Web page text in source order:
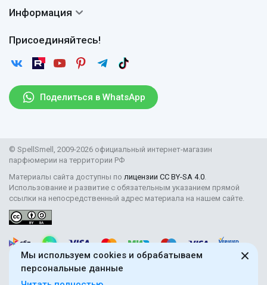
Мы используем cookies и обрабатываем
персональные данные
Поделиться в WhatsApp
Присоединяйтесь!
Сертификаты
Вопросы и ответы
Отзывы
Рассылка
Доставка
Возврат
Информация
Пользовательское соглашение
Защита персональных данных
Правила продажи товаров (Постановление Правительства
Поставщикам
© SpellSmell, 2009-2026 официальный интернет-магазин
парфюмерии на территории РФ
Материалы сайта доступны по лицензии CC BY-SA 4.0.
Использование и развитие с обязательным указанием прямой
ссылки на непосредственный адрес материала на нашем сайте.